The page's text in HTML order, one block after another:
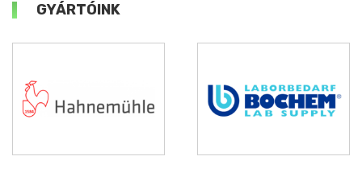
GYÁRTÓINK